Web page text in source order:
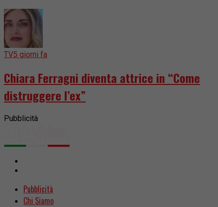
TV5 giorni fa
Chiara Ferragni diventa attrice in “Come
distruggere l’ex”
Pubblicità
Pubblicità
Chi Siamo